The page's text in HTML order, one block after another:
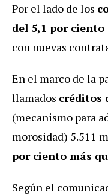
Por el lado de los
del 5,1 por
con nuevas
En el marco de la
llamados créditos
(mecanismo para
morosidad) 5.511
por ciento más
Según el